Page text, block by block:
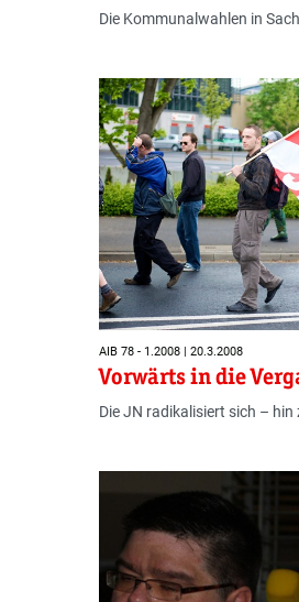
Die Kommunalwahlen in
AIB 78 - 1.2008 | 20.3.2008
Vorwärts in die
Die JN radikalisiert sich – hin